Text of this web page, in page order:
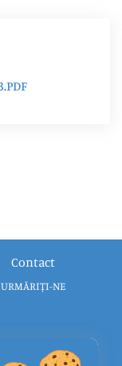
Contact
URMĂRIȚI-NE